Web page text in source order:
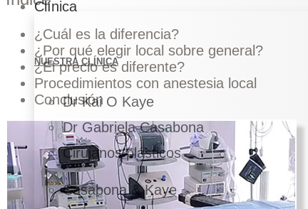
Clínica
NUESTRA CLÍNICA
Dr Kai O Kaye
Dr Gabriela Casabona
Cirujanos plásticos
Casabona & Kaye
¿Cuál es la diferencia?
¿Por qué elegir local sobre general?
¿El precio es diferente?
Procedimientos con anestesia local
Conclusión